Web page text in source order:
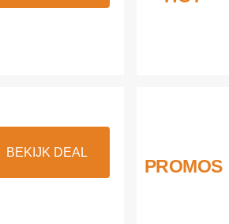
BEKIJK DEAL
PROMOS